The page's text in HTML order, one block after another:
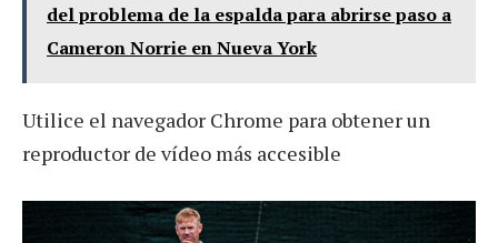
del problema de la espalda para abrirse paso a
Cameron Norrie en Nueva York
Utilice el navegador Chrome para obtener un
reproductor de vídeo más accesible